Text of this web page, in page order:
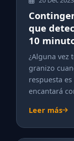
que
10
¿Alguna vez
granizo
respuesta
encantará
Leer más